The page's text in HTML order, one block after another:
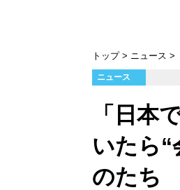
トップ ニュース
ニュース
「日本
いたら“
のたち